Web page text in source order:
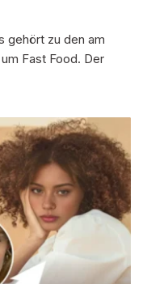
gehört zu den am
Fast Food. Der